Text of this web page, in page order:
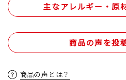
主なアレルギー・原
商品の声を投
商品の声とは？